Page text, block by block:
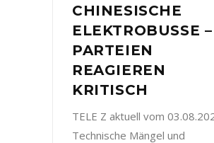
CHINESISCHE
ELEKTROBUSSE –
PARTEIEN
REAGIEREN
KRITISCH
TELE Z aktuell vom
Technische Mängel und